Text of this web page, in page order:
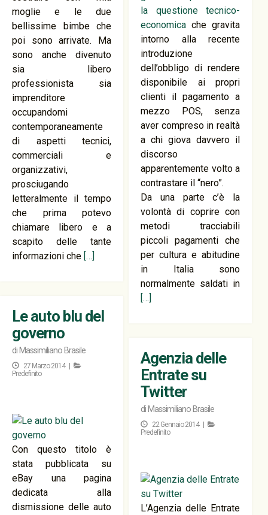
moglie e le due
bellissime bimbe che
poi sono arrivate. Ma
sono anche divenuto
sia libero
professionista sia
imprenditore
occupandomi
contemporaneamente
di aspetti tecnici,
commerciali e
organizzativi,
prosciugando
letteralmente il tempo
che prima potevo
chiamare libero e a
scapito delle tante
informazioni che […]
la questione tecnico-
economica che gravita
intorno alla recente
introduzione
dell’obbligo di rendere
disponibile ai propri
clienti il pagamento a
mezzo POS, senza
aver compreso in realtà
a chi giova davvero il
discorso
apparentemente volto a
contrastare il “nero”.
Da una parte c’è la
volontà di coprire con
metodi tracciabili
piccoli pagamenti che
per cultura e abitudine
in Italia sono
normalmente saldati in
[…]
Le auto blu del
governo
di Massimiliano Brasile
27 Marzo 2014 |
Predefinito
Con questo titolo è
stata pubblicata su
eBay una pagina
dedicata alla
dismissione delle auto
Agenzia delle
Entrate su
Twitter
di Massimiliano Brasile
22 Gennaio 2014 |
Predefinito
L’Agenzia delle Entrate